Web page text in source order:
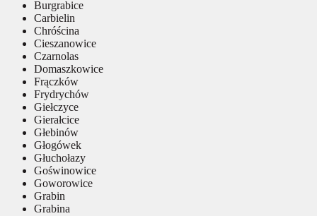
Burgrabice
Carbielin
Chróścina
Cieszanowice
Czarnolas
Domaszkowice
Frączków
Frydrychów
Giełczyce
Gierałcice
Głebinów
Głogówek
Głuchołazy
Goświnowice
Goworowice
Grabin
Grabina